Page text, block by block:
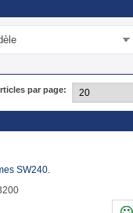
par page:
SW240.